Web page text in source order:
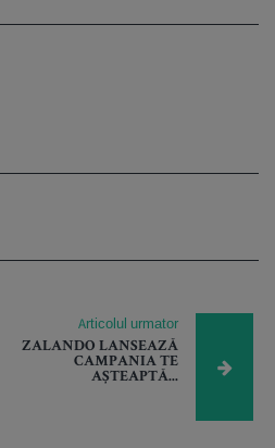
Articolul urmator
ZALANDO LANSEAZĂ
CAMPANIA TE
AȘTEAPTĂ...